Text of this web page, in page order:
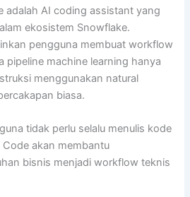
adalah AI coding assistant yang
ekosistem Snowflake.
pengguna membuat workflow
pipeline machine learning hanya
menggunakan natural
biasa.
tidak perlu selalu menulis kode
akan membantu
bisnis menjadi workflow teknis